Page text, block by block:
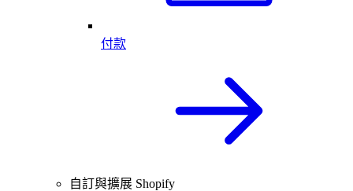
付款
自訂與擴展 Shopify